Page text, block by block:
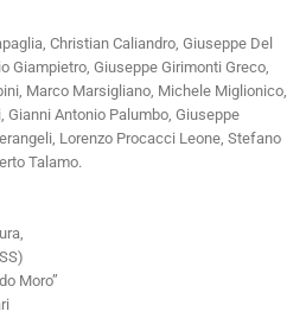
Christian Caliandro, Giuseppe Del
Giampietro, Giuseppe Girimonti Greco,
Marco Marsigliano, Michele Miglionico,
Antonio Palumbo, Giuseppe
Lorenzo Procacci Leone, Stefano
Talamo.
Moro”